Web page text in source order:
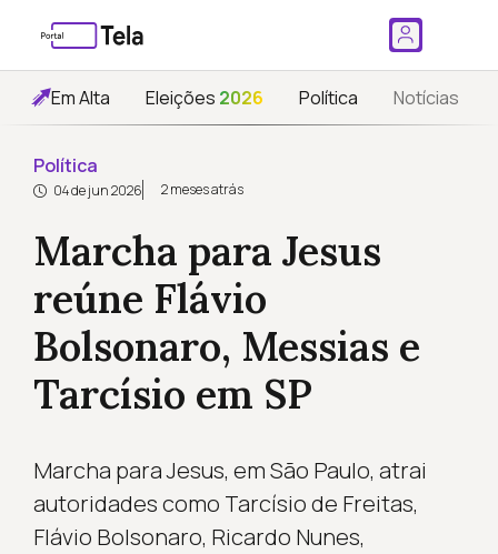
Em Alta Eleições 2026 Política Notícias
Política
04 de jun 2026 2 meses atrás
Marcha para Jesus
reúne Flávio
Bolsonaro, Messias e
Tarcísio em SP
Marcha para Jesus, em São Paulo, atrai
autoridades como Tarcísio de Freitas,
Flávio Bolsonaro, Ricardo Nunes,